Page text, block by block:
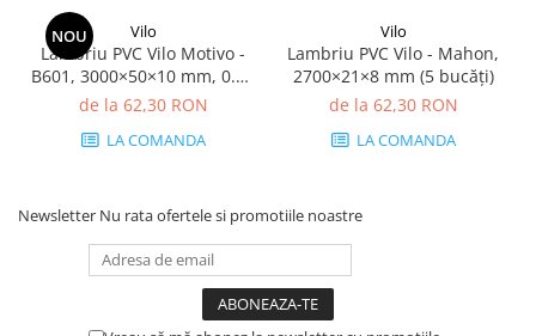
NOU Vilo
Lambriu PVC Vilo Motivo -
B601, 3000×50×10 mm, 0.75
mp/cutie (5 bucăți)
de la 62,30 RON
LA COMANDA
Vilo
Lambriu PVC Vilo - Mahon,
2700×21×8 mm (5 bucăți)
de la 62,30 RON
LA COMANDA
Newsletter Nu rata ofertele si promotiile noastre